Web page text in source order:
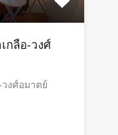
กลือ-วงศ์
งศ์อมาตย์